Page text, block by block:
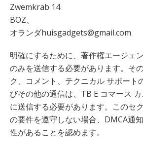
Zwemkrab 14
BOZ、
オランダhuisgadgets@gmail.com
明確にするために、著作権エージェ
のみを送信する必要があります。そ
ク、コメント、テクニカル サポート
びその他の通信は、TB E コマース
に送信する必要があります。このセ
の要件を遵守しない場合、DMCA通
性があることを認めます。